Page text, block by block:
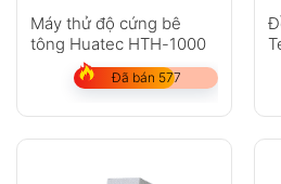
Máy thử độ cứng bê
tông Huatec HTH-1000
Đã bán 577